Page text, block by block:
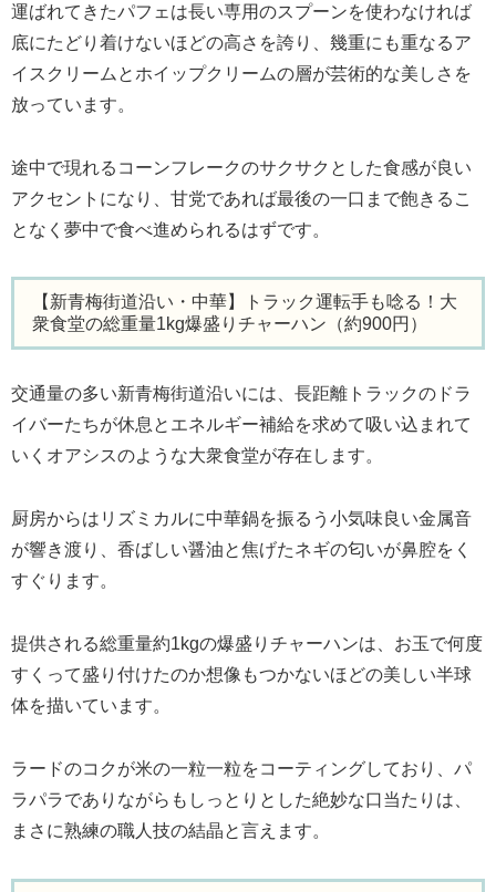
運ばれてきたパフェは長い専用のスプーンを使わなければ
底にたどり着けないほどの高さを誇り、幾重にも重なるア
イスクリームとホイップクリームの層が芸術的な美しさを
放っています。
途中で現れるコーンフレークのサクサクとした食感が良い
アクセントになり、甘党であれば最後の一口まで飽きるこ
となく夢中で食べ進められるはずです。
【新青梅街道沿い・中華】トラック運転手も唸る！大
衆食堂の総重量1kg爆盛りチャーハン（約900円）
交通量の多い新青梅街道沿いには、長距離トラックのドラ
イバーたちが休息とエネルギー補給を求めて吸い込まれて
いくオアシスのような大衆食堂が存在します。
厨房からはリズミカルに中華鍋を振るう小気味良い金属音
が響き渡り、香ばしい醤油と焦げたネギの匂いが鼻腔をく
すぐります。
提供される総重量約1kgの爆盛りチャーハンは、お玉で何度
すくって盛り付けたのか想像もつかないほどの美しい半球
体を描いています。
ラードのコクが米の一粒一粒をコーティングしており、パ
ラパラでありながらもしっとりとした絶妙な口当たりは、
まさに熟練の職人技の結晶と言えます。